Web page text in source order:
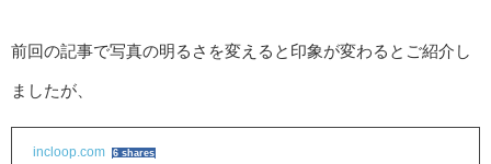
前回の記事で写真の明るさを変えると印象が変わるとご紹介し
ましたが、
incloop.com 6 shares